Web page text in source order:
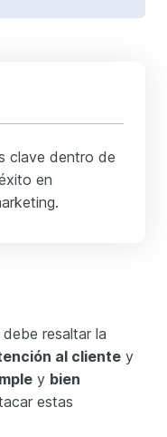
clave dentro de
en
resaltar la
al cliente y
y bien
estas